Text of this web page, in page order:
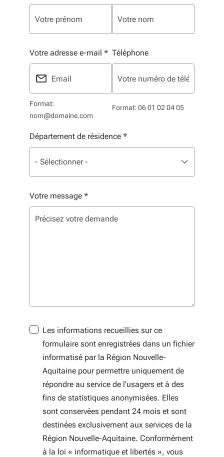
Votre adresse e-mail *
Format:
nom@domaine.com
Téléphone
Format: 06 01 02 04 05
Département de résidence *
- Sélectionner -
Votre message *
Les informations recueillies sur ce
formulaire sont enregistrées dans un fichier
informatisé par la Région Nouvelle-
Aquitaine pour permettre uniquement de
répondre au service de l’usagers et à des
fins de statistiques anonymisées. Elles
sont conservées pendant 24 mois et sont
destinées exclusivement aux services de la
Région Nouvelle-Aquitaine. Conformément
à la loi « informatique et libertés », vous